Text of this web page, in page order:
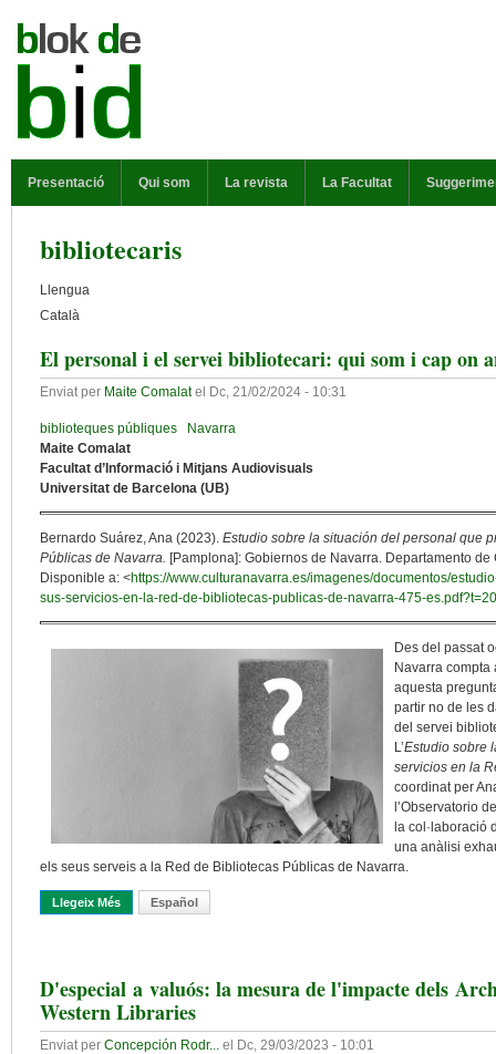
Presentació Qui som La revista La Facultat
bibliotecaris
Llengua
Català
El personal i el servei bibliotecari: qui som i cap on
Enviat per Maite Comalatel Dc, 21/02/2024 - 10:31
biblioteques públiques
Navarra
Maite Comalat
Facultat d’Informació i Mitjans Audiovisuals
Universitat de Barcelona (UB)
Bernardo Suárez, Ana (2023). Estudio sobre la situación del personal que
Públicas de Navarra. [Pamplona]: Gobiernos de Navarra. Departamento
Disponible a: <https://www.culturanavarra.es/imagenes/documentos/
sus-servicios-en-la-red-de-bibliotecas-publicas-de-navarra-475-
Des del passat
Navarra
aquesta
partir no de les
del servei
L’Estudio sobre
servicios en la
coordinat per
l’Observatorio
la col·laboració
una anàlisi
els seus serveis a la Red de Bibliotecas Públicas de Navarra.
Llegeix Més Sobre El Personal I El Servei Bibliotecari: Qui Som I Cap On
Español
D'especial a valuós: la mesura de l'impacte dels
Western Libraries
Enviat per Concepción Rodr... el Dc, 29/03/2023 - 10:01